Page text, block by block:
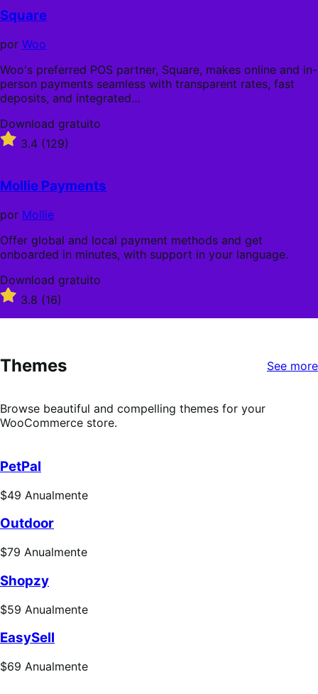
Square
por Woo
Woo's preferred POS partner, Square, makes online and in-
person payments seamless with transparent rates, fast
deposits, and integrated…
Download
gratuito
Download gratuito
Classificado
com
de
5
estrelas
3.4 (129)
Mollie Payments
por Mollie
Offer global and local payment methods and get
onboarded in minutes, with support in your language.
Download
gratuito
Download gratuito
Classificado
com
3.8
estrelas
3.8 (16)
Themes See more
Browse beautiful and compelling themes for your
WooCommerce store.
PetPal
Preço:
Anualmente
$49 Anualmente
Outdoor
Preço:
Anualmente
$79 Anualmente
Shopzy
Preço:
Anualmente
$59 Anualmente
EasySell
Preço:
$69 Anualmente